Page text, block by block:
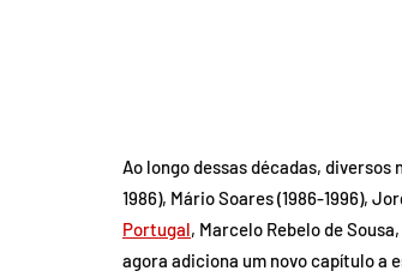
Ao longo dessas décadas, diversos
1986), Mário Soares (1986-1996),
Portugal, Marcelo Rebelo de
agora adiciona um novo capítulo a